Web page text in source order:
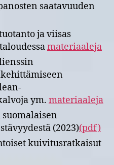
saatavuuden
ja viisas
materiaaleja
ym. materiaaleja
(2023)(pdf)
kuivitusratkaisut